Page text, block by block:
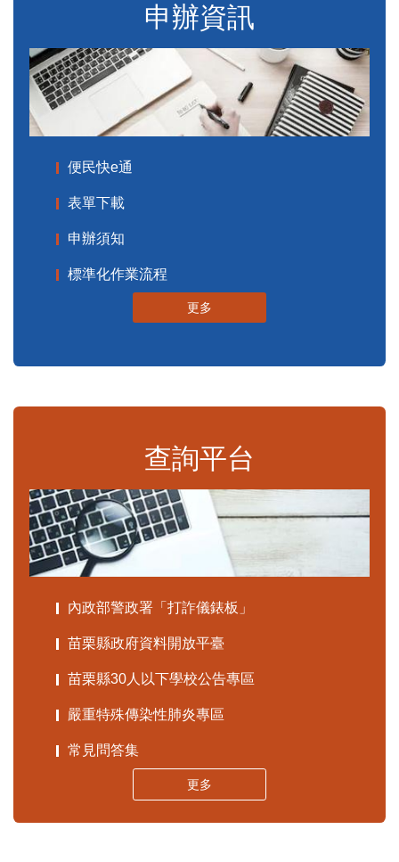
申辦資訊
便民快e通
表單下載
申辦須知
標準化作業流程
更多
查詢平台
內政部警政署「打詐儀錶板」
苗栗縣政府資料開放平臺
苗栗縣30人以下學校公告專區
嚴重特殊傳染性肺炎專區
常見問答集
更多